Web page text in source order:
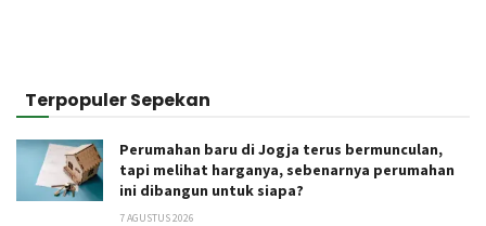
Terpopuler Sepekan
Perumahan baru di Jogja terus bermunculan,
tapi melihat harganya, sebenarnya perumahan
ini dibangun untuk siapa?
7 AGUSTUS 2026